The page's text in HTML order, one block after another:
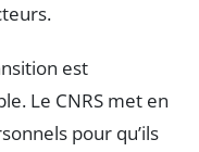
est
Le CNRS met en
pour qu’ils